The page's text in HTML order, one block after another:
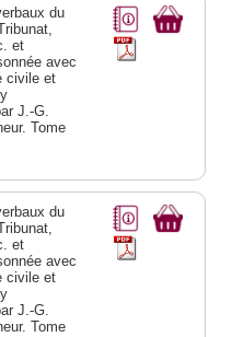
du
et
avec
civile et
J.-G.
Tome
du
et
avec
civile et
J.-G.
Tome